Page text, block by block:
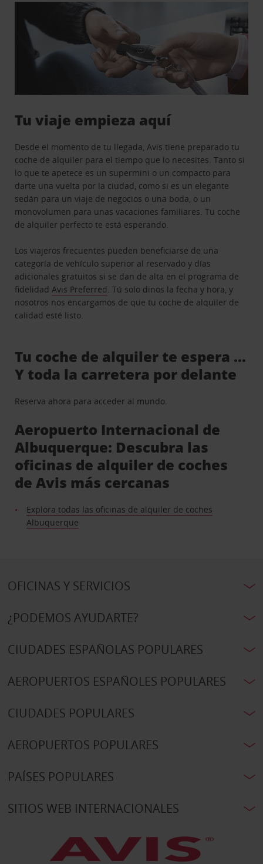
Tu viaje empieza aquí
Desde el momento de tu llegada, Avis tiene preparado tu
coche de alquiler para el tiempo que lo necesites. Tanto si
lo que te apetece es un supermini o un compacto para
darte una vuelta por la ciudad, como si es un elegante
sedán para un viaje de negocios o una boda, o un
monovolumen para unas vacaciones familiares. Tu coche
de alquiler perfecto te está esperando.
Los viajeros frecuentes pueden beneficiarse de una
categoría de vehículo superior al reservado y días
adicionales gratuitos si se dan de alta en el programa de
fidelidadAvis Preferred. Tú solo dinos la fecha y hora, y
nosotros nos encargamos de que tu coche de alquiler de
calidad esté listo.
Tu coche de alquiler te espera …
Y toda la carretera por delante
Reserva ahora para acceder al mundo.
Aeropuerto Internacional de
Albuquerque: Descubra las
oficinas de alquiler de coches
de Avis más cercanas
Explora todas las oficinas de alquiler de coches
Albuquerque
OFICINAS Y SERVICIOS
¿PODEMOS AYUDARTE?
CIUDADES ESPAÑOLAS POPULARES
AEROPUERTOS ESPAÑOLES POPULARES
CIUDADES POPULARES
AEROPUERTOS POPULARES
PAÍSES POPULARES
SITIOS WEB INTERNACIONALES